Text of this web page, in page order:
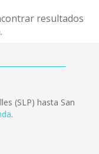
resultados
(SLP) hasta San
.